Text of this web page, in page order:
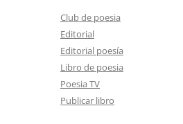
Club de poesia
Editorial
Editorial poesía
Libro de poesia
Poesia TV
Publicar libro